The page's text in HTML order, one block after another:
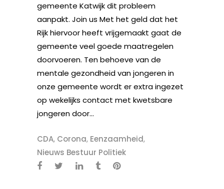
gemeente Katwijk dit probleem
aanpakt. Join us Met het geld dat het
Rijk hiervoor heeft vrijgemaakt gaat de
gemeente veel goede maatregelen
doorvoeren. Ten behoeve van de
mentale gezondheid van jongeren in
onze gemeente wordt er extra ingezet
op wekelijks contact met kwetsbare
jongeren door...
CDA, Corona, Eenzaamheid,
Nieuws Bestuur Politiek